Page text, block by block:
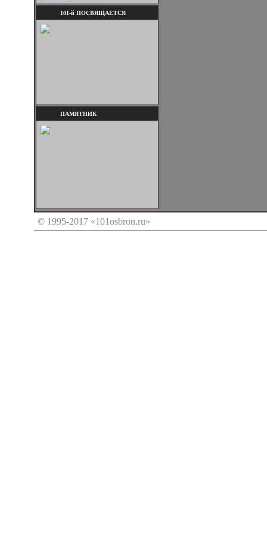
101-й ПОСВЯЩАЕТСЯ
ПАМЯТНИК
© 1995-2017 «101osbron.ru»